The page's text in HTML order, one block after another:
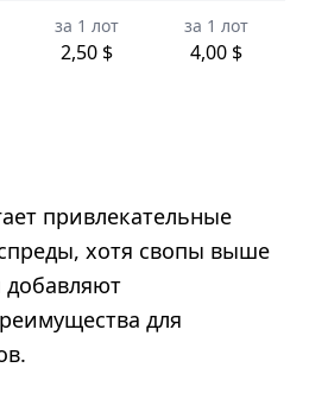
за 1 лот
2,50 $
за 1 лот
4,00 $
привлекательные
хотя свопы выше
добавляют
для